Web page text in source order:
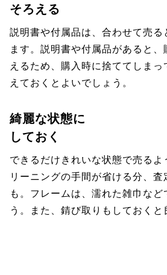
そろえる
説明書や付属品は、合わせて売
ます。説明書や付属品があると
えるため、購入時に捨ててしまっ
えておくとよいでしょう。
綺麗な状態に
しておく
できるだけきれいな状態で売るよ
リーニングの手間が省ける分、
も。フレームは、濡れた雑巾など
う。また、錆び取りもしておくと